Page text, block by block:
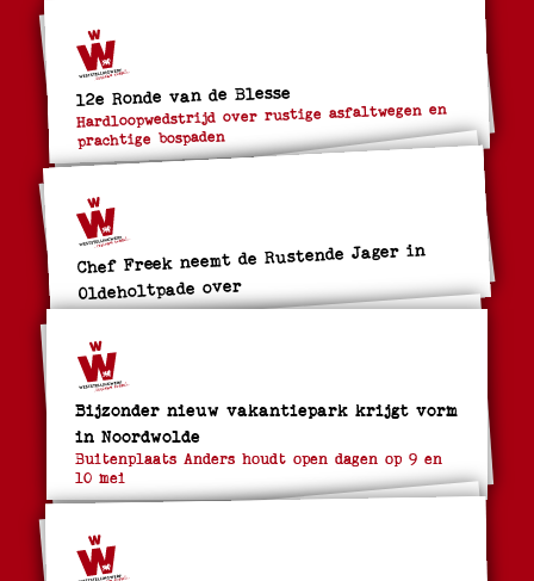
12e Ronde van de Blesse
Hardloopwedstrijd over rustige asfaltwegen en
prachtige bospaden
Chef Freek neemt de Rustende Jager in
Oldeholtpade over
Bijzonder nieuw vakantiepark krijgt vorm
in Noordwolde
Buitenplaats Anders houdt open dagen op 9 en
10 mei